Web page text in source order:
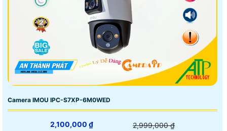
Camera IMOU IPC-S7XP-6M0WED
2,100,000 ₫ 2,999,000 ₫